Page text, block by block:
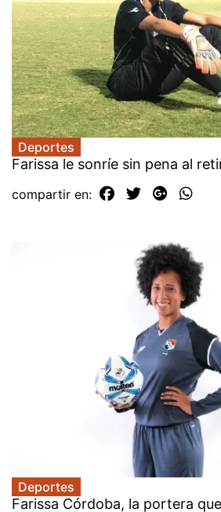
Deportes
Farissa le sonríe sin pena al
compartir en:
Deportes
Farissa Córdoba, la portera